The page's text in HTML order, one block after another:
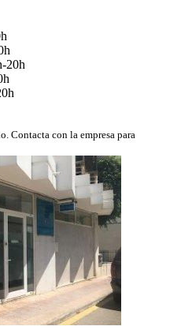
20h
Contacta con la empresa para